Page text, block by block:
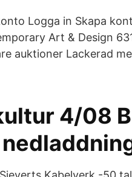
Logga in Skapa
Art & Design
auktioner Lackerad
4/08